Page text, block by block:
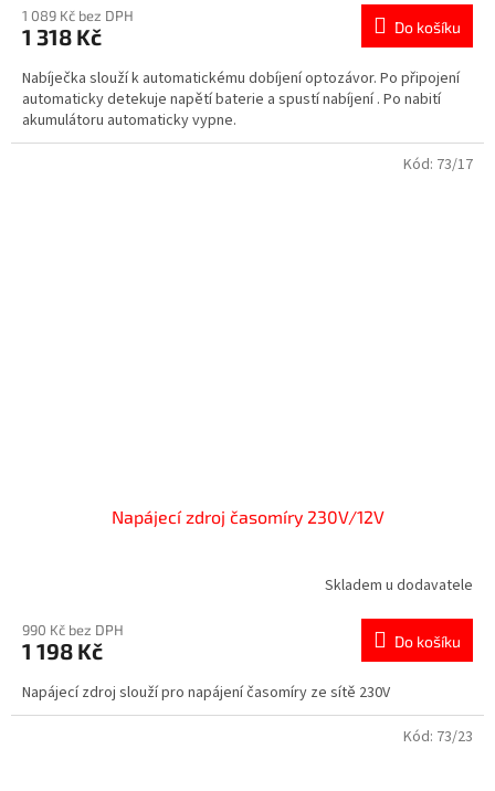
1 089 Kč bez DPH
1 318 Kč Do košíku
Nabíječka slouží k automatickému dobíjení optozávor. Po připojení
automaticky detekuje napětí baterie a spustí nabíjení . Po nabití
akumulátoru automaticky vypne.
Napájecí zdroj časomíry 230V/12V
Skladem u dodavatele
990 Kč bez DPH
1 198 Kč Do košíku
Napájecí zdroj slouží pro napájení časomíry ze sítě 230V
Kód: 73/17
Kód: 73/23